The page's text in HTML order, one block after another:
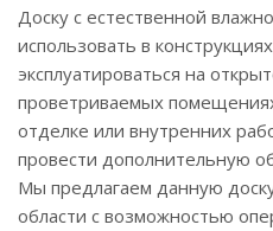
Доску с естественной
использовать в
эксплуатироваться на
проветриваемых
отделке или внутренних
провести дополнительную
Мы предлагаем данную
области с возможностью